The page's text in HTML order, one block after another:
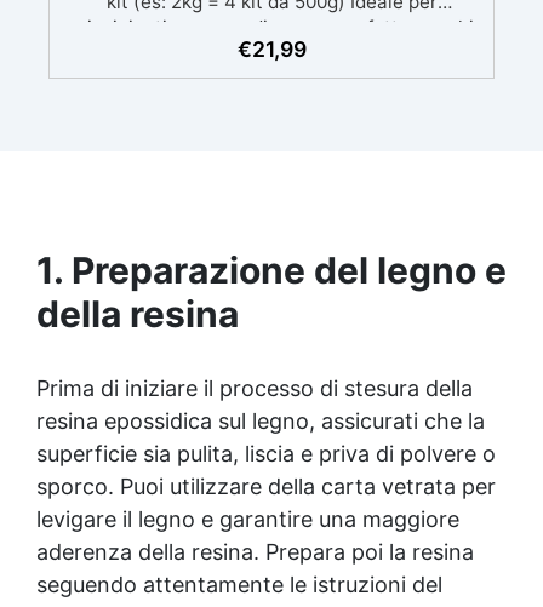
principianti: a prova di errore, perfetta per chi
inizia. Sempre lucida: garantisce una finitura
brillante e uniforme in ogni condizione.
€21,99
1. Preparazione del legno e
della resina
Prima di iniziare il processo di stesura della
resina epossidica sul legno, assicurati che la
superficie sia pulita, liscia e priva di polvere o
sporco. Puoi utilizzare della carta vetrata per
levigare il legno e garantire una maggiore
aderenza della resina. Prepara poi la resina
seguendo attentamente le istruzioni del